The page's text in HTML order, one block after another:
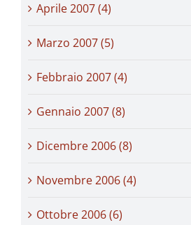
Aprile 2007 (4)
Marzo 2007 (5)
Febbraio 2007 (4)
Gennaio 2007 (8)
Dicembre 2006 (8)
Novembre 2006 (4)
Ottobre 2006 (6)